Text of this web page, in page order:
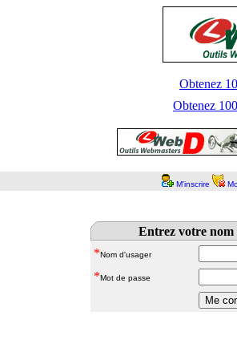
Obtenez
Obtenez
M'inscrire
Entrez votre nom
*Nom d'usager
*Mot de passe